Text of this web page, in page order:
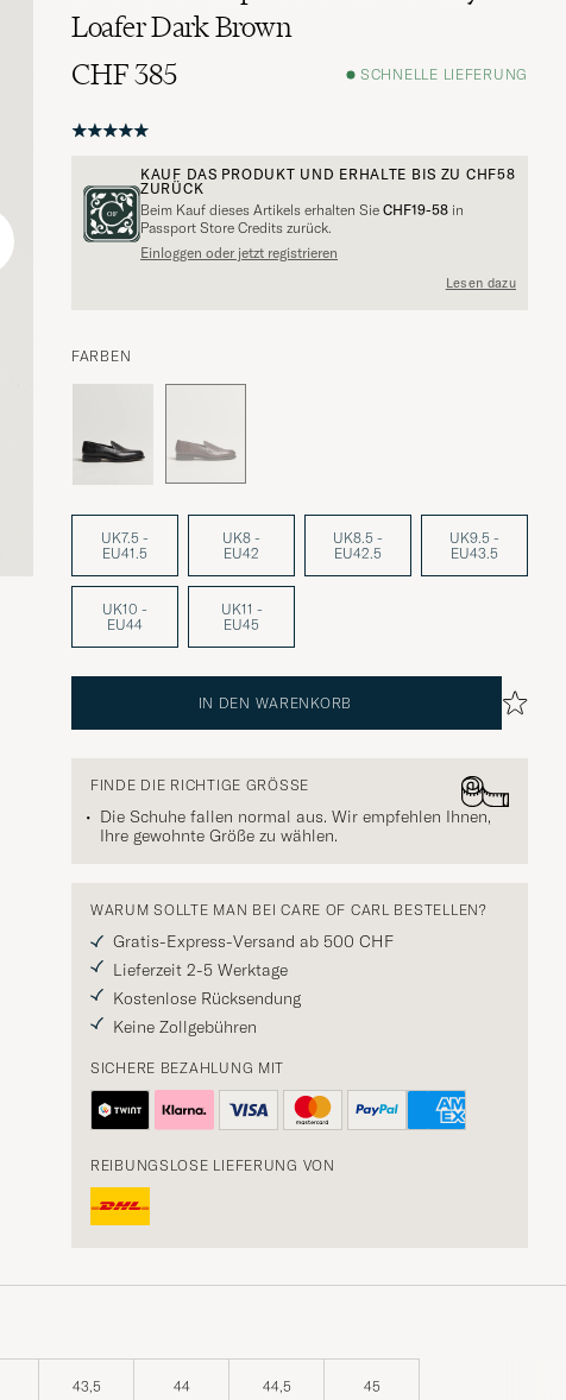
Loafer Dark Brown
CHF 385
SCHNELLE LIEFERUNG
KAUF DAS PRODUKT UND ERHALTE BIS ZU CHF58
ZURÜCK
Beim Kauf dieses Artikels erhalten Sie CHF19-58 in
Passport Store Credits zurück.
Einloggen oder jetzt registrieren
Lesen dazu
FARBEN
UK7.5 -
EU41.5
UK8 -
EU42
UK8.5 -
EU42.5
UK9.5 -
EU43.5
UK10 -
EU44
UK11 -
EU45
IN DEN WARENKORB
FINDE DIE RICHTIGE GRÖSSE
Die Schuhe fallen normal aus. Wir empfehlen Ihnen,
Ihre gewohnte Größe zu wählen.
WARUM SOLLTE MAN BEI CARE OF CARL BESTELLEN?
Gratis-Express-Versand ab 500 CHF
Lieferzeit 2-5 Werktage
Kostenlose Rücksendung
Keine Zollgebühren
SICHERE BEZAHLUNG MIT
REIBUNGSLOSE LIEFERUNG VON
43,5 44 44,5 45